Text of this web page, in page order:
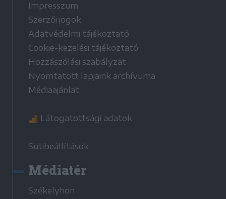
Impresszum
Szerzői jogok
Adatvédelmi tájékoztató
Cookie-kezelési tájékoztató
Hozzászólási szabályzat
Nyomtatott lapjaink archívuma
Médiaajánlat
Látogatottsági adatok
Sütibeállítások
Médiatér
Székelyhon